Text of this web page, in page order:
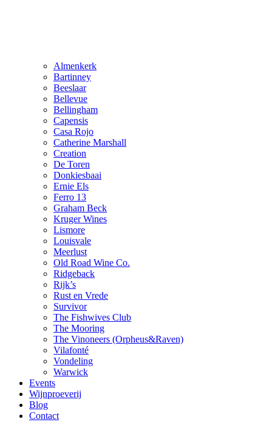
Almenkerk
Bartinney
Beeslaar
Bellevue
Bellingham
Capensis
Casa Rojo
Catherine Marshall
Creation
De Toren
Donkiesbaai
Ernie Els
Ferro 13
Graham Beck
Kruger Wines
Lismore
Louisvale
Meerlust
Old Road Wine Co.
Ridgeback
Rijk’s
Rust en Vrede
Survivor
The Fishwives Club
The Mooring
The Vinoneers (Orpheus&Raven)
Vilafonté
Vondeling
Warwick
Events
Wijnproeverij
Blog
Contact